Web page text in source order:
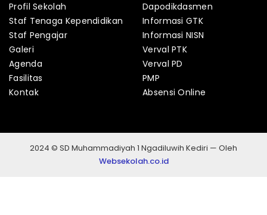
Profil Sekolah
Staf Tenaga Kependidikan
Staf Pengajar
Galeri
Agenda
Fasilitas
Kontak
Dapodikdasmen
Informasi GTK
Informasi NISN
Verval PTK
Verval PD
PMP
Absensi Online
2024 © SD Muhammadiyah 1 Ngadiluwih Kediri — Oleh
Websekolah.co.id